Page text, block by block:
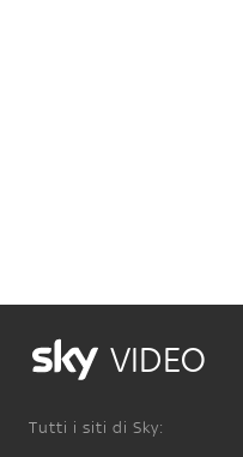
VIDEO
Tutti i siti di Sky: